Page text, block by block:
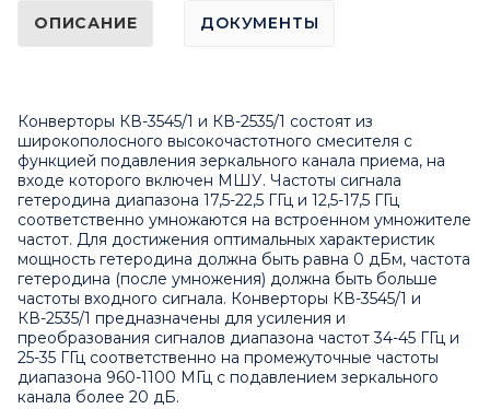
ОПИСАНИЕ ДОКУМЕНТЫ
Конверторы КВ-3545/1 и КВ-2535/1 состоят из
широкополосного высокочастотного смесителя с
функцией подавления зеркального канала приема, на
входе которого включен МШУ. Частоты сигнала
гетеродина диапазона 17,5-22,5 ГГц и 12,5-17,5 ГГц
соответственно умножаются на встроенном умножителе
частот. Для достижения оптимальных характеристик
мощность гетеродина должна быть равна 0 дБм, частота
гетеродина (после умножения) должна быть больше
частоты входного сигнала. Конверторы КВ-3545/1 и
КВ-2535/1 предназначены для усиления и
преобразования сигналов диапазона частот 34-45 ГГц и
25-35 ГГц соответственно на промежуточные частоты
диапазона 960-1100 МГц с подавлением зеркального
канала более 20 дБ.